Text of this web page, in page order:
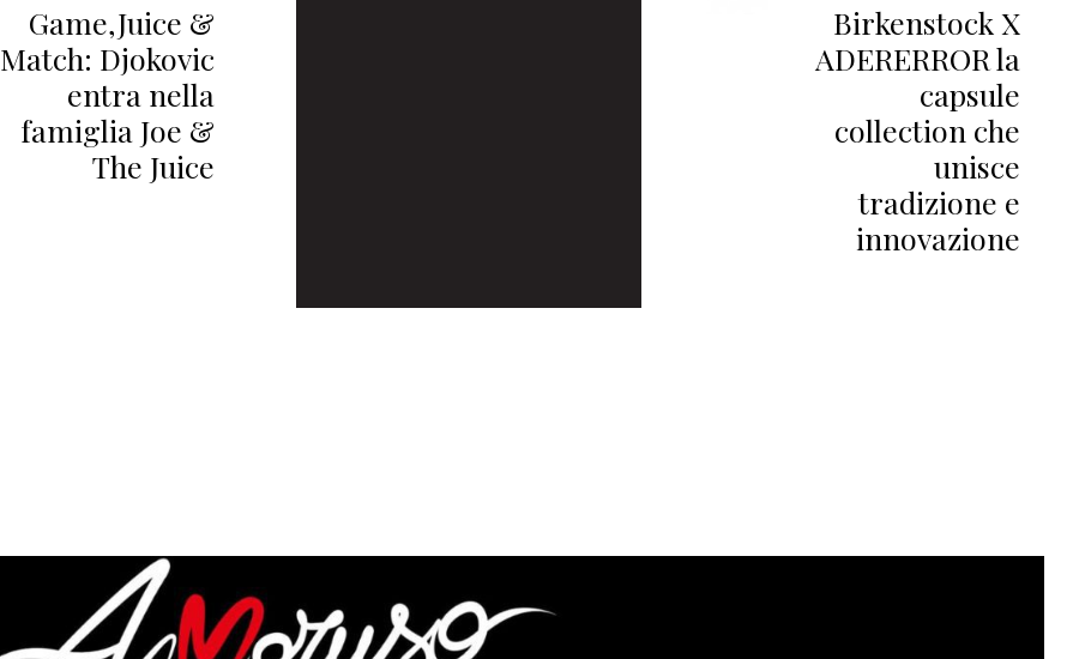
Game,Juice &
Match: Djokovic
entra nella
famiglia Joe &
The Juice
Birkenstock X
ADERERROR la
capsule
collection che
unisce
tradizione e
innovazione